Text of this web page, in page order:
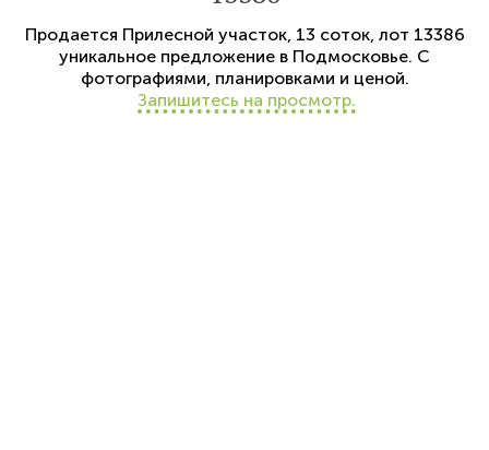
Продается Прилесной участок, 13 соток, лот 13386
уникальное предложение в Подмосковье. С
фотографиями, планировками и ценой.
Запишитесь на просмотр.